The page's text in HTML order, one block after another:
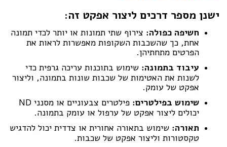
ישנן מספר דרכים ליצור אפקט זה:
חשיפה כפולה:צירוף שתי תמונות או יותר לכדי תמונה
אחת, כך שהשכבות השקופות מאפשרות לראות את
הפרטים מתחתיהן.
עיבוד בתמונה:שימוש בתוכנות עריכה גרפית כדי
לשנות את האטימות של שכבות שונות בתמונה, וליצור
אפקט של עומק.
שימוש בפילטרים:
פילטרים צבעוניים או מסנני ND
יכולים ליצור אפקט של ערפול או עומק בתמונה.
תאורה:שימוש בתאורה אחורית או צדדית יכול להדגיש
טקסטורות וליצור אפקט של שכבות.